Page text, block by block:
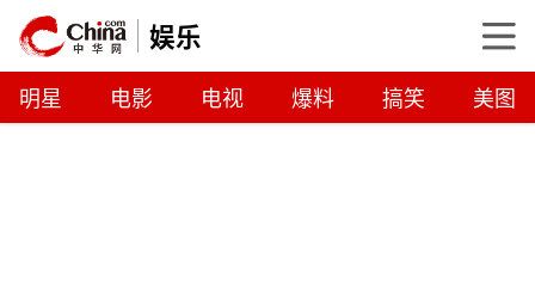
娱乐
明星 电影 电视 爆料 搞笑 美图